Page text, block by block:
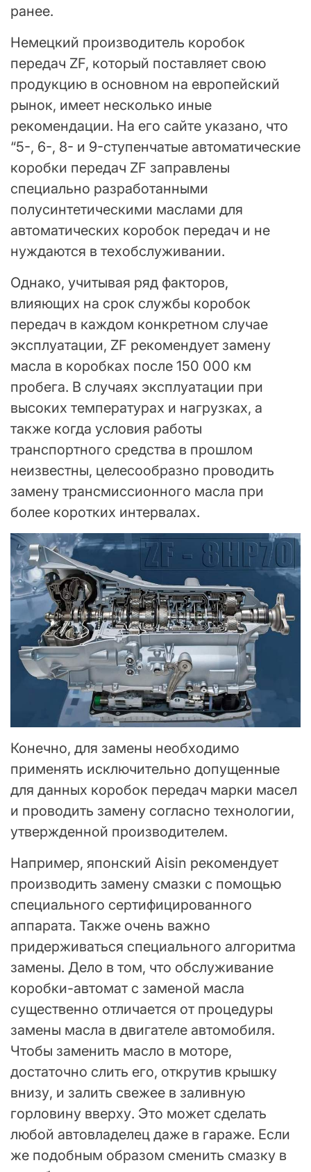
ранее.
Немецкий производитель коробок
передач ZF, который поставляет свою
продукцию в основном на европейский
рынок, имеет несколько иные
рекомендации. На его сайте указано, что
“5-, 6-, 8- и 9-ступенчатые автоматические
коробки передач ZF заправлены
специально разработанными
полусинтетическими маслами для
автоматических коробок передач и не
нуждаются в техобслуживании.
Однако, учитывая ряд факторов,
влияющих на срок службы коробок
передач в каждом конкретном случае
эксплуатации, ZF рекомендует замену
масла в коробках после 150 000 км
пробега. В случаях эксплуатации при
высоких температурах и нагрузках, а
также когда условия работы
транспортного средства в прошлом
неизвестны, целесообразно проводить
замену трансмиссионного масла при
более коротких интервалах.
Конечно, для замены необходимо
применять исключительно допущенные
для данных коробок передач марки масел
и проводить замену согласно технологии,
утвержденной производителем.
Например, японский Aisin рекомендует
производить замену смазки с помощью
специального сертифицированного
аппарата. Также очень важно
придерживаться специального алгоритма
замены. Дело в том, что обслуживание
коробки-автомат с заменой масла
существенно отличается от процедуры
замены масла в двигателе автомобиля.
Чтобы заменить масло в моторе,
достаточно слить его, открутив крышку
внизу, и залить свежее в заливную
горловину вверху. Это может сделать
любой автовладелец даже в гараже. Если
же подобным образом сменить смазку в